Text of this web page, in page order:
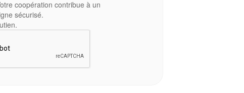
coopération contribue à un
sécurisé.